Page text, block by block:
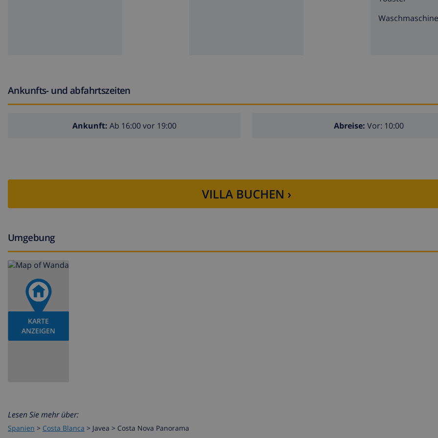
Waschmaschine
Ankunfts- und abfahrtszeiten
Ankunft: Ab 16:00 vor 19:00 Abreise: Vor: 10:00
VILLA BUCHEN ›
Umgebung
KARTE
ANZEIGEN
Lesen Sie mehr über:
Spanien > Costa Blanca > Javea > Costa Nova Panorama